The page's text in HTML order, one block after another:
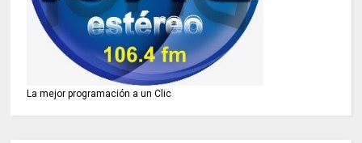
La mejor programación a un Clic